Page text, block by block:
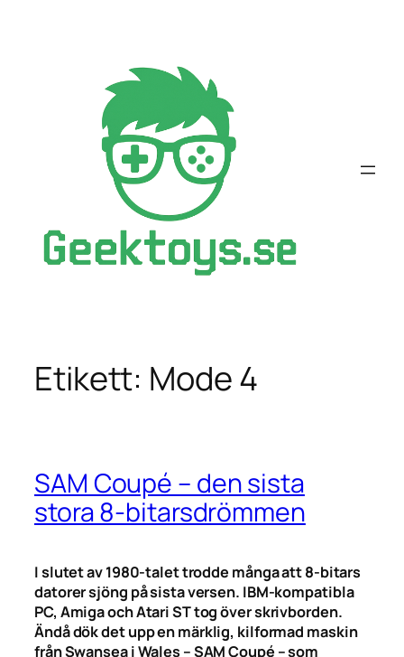
Etikett: Mode 4
SAM Coupé – den sista
stora 8-bitarsdrömmen
I slutet av 1980-talet trodde många att 8-bitars
datorer sjöng på sista versen. IBM-kompatibla
PC, Amiga och Atari ST tog över skrivborden.
Ändå dök det upp en märklig, kilformad maskin
från Swansea i Wales – SAM Coupé – som